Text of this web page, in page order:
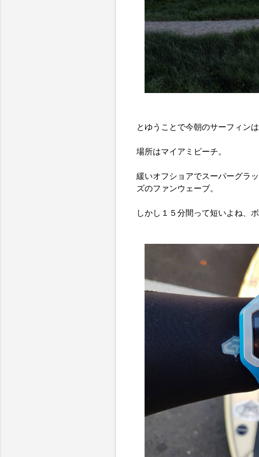
とゆうことで今朝のサーフィン
場所はマイアミビーチ。
緩いオフショアでスーパーグラ
ズのファンウェーブ。
しかし１５分間って短いよね、